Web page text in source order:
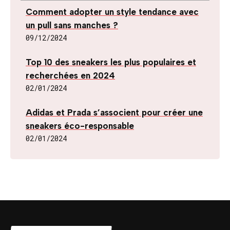
Comment adopter un style tendance avec
un pull sans manches ?
09/12/2024
Top 10 des sneakers les plus populaires et
recherchées en 2024
02/01/2024
Adidas et Prada s’associent pour créer une
sneakers éco-responsable
02/01/2024